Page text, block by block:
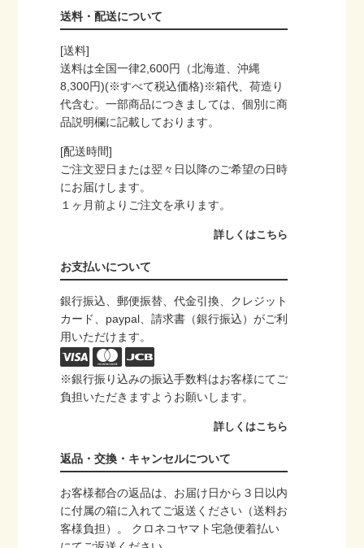
送料・配送について
[送料]
送料は全国一律2,600円（北海道、沖縄
8,300円)(※すべて税込価格)※箱代、荷造り
代含む。一部商品につきましては、個別に商
品説明欄に記載しております。
[配送時間]
ご注文翌日または翌々日以降のご希望の日時
にお届けします。
１ヶ月前よりご注文を承ります。
詳しくはこちら
お支払いについて
銀行振込、郵便振替、代金引換、クレジット
カード、paypal、請求書（銀行振込）がご利
用いただけます。
※銀行振り込みの振込手数料はお客様にてご
負担いただきますようお願いします。
詳しくはこちら
返品・交換・キャンセルについて
お客様都合の返品は、お届け日から３日以内
に付属の箱に入れてご返送ください（送料お
客様負担）。 クロネコヤマト宅急便着払い